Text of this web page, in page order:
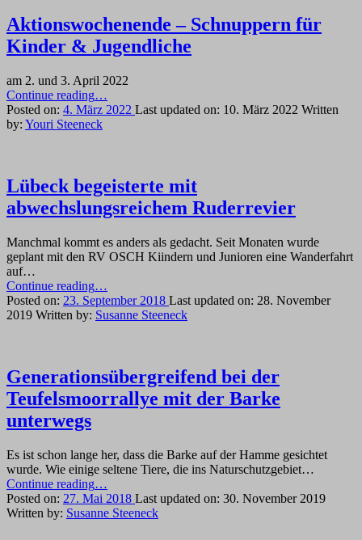
Aktionswochenende – Schnuppern für
Kinder & Jugendliche
am 2. und 3. April 2022
Continue reading“Aktionswochenende
–
Schnuppern
Jugendliche”
…
Posted on: 4. März 2022 Last updated on: 10. März 2022 Written
by: Youri Steeneck
Lübeck begeisterte mit
abwechslungsreichem Ruderrevier
Manchmal kommt es anders als gedacht. Seit Monaten wurde
geplant mit den RV OSCH Kiindern und Junioren eine Wanderfahrt
auf…
Continue reading“Lübeck
begeisterte
mit
…
Posted on: 23. September 2018 Last updated on: 28. November
2019 Written by: Susanne Steeneck
Generationsübergreifend bei der
Teufelsmoorrallye mit der Barke
unterwegs
Es ist schon lange her, dass die Barke auf der Hamme gesichtet
wurde. Wie einige seltene Tiere, die ins Naturschutzgebiet…
Continue reading“Generationsübergreifend
bei
der
…
Posted on: 27. Mai 2018 Last updated on: 30. November 2019
Written by: Susanne Steeneck